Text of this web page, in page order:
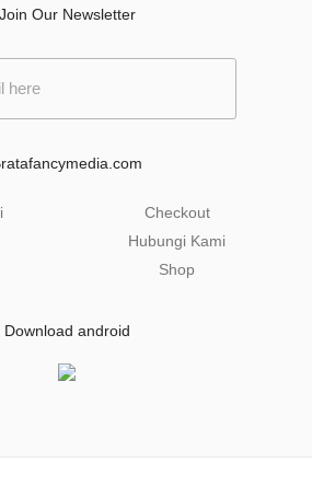
Join Our Newsletter
Checkout
Hubungi Kami
Shop
Download android